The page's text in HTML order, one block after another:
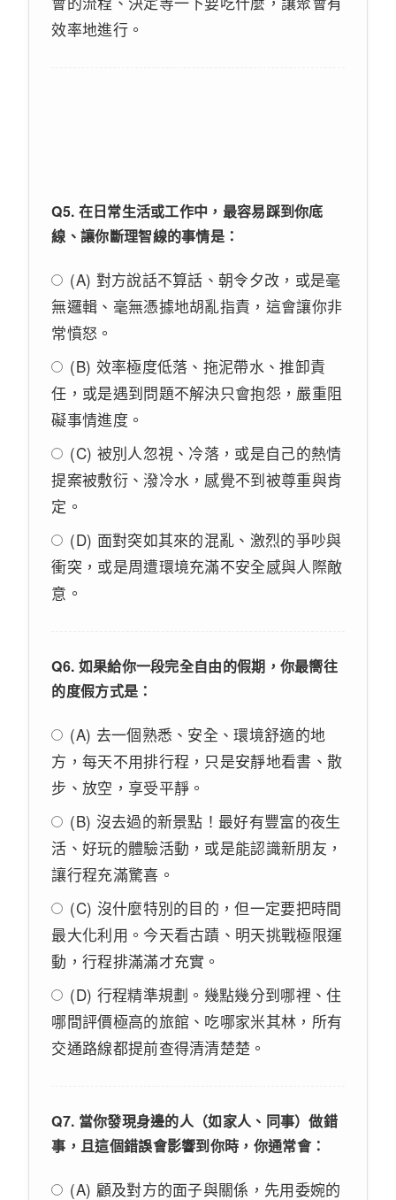
效率地進行。
Q5. 在日常生活或工作中，最容易踩到你底
線、讓你斷理智線的事情是：
(A) 對方說話不算話、朝令夕改，或是毫
無邏輯、毫無憑據地胡亂指責，這會讓你非
常憤怒。
(B) 效率極度低落、拖泥帶水、推卸責
任，或是遇到問題不解決只會抱怨，嚴重阻
礙事情進度。
(C) 被別人忽視、冷落，或是自己的熱情
提案被敷衍、潑冷水，感覺不到被尊重與肯
定。
(D) 面對突如其來的混亂、激烈的爭吵與
衝突，或是周遭環境充滿不安全感與人際敵
意。
Q6. 如果給你一段完全自由的假期，你最嚮往
的度假方式是：
(A) 去一個熟悉、安全、環境舒適的地
方，每天不用排行程，只是安靜地看書、散
步、放空，享受平靜。
(B) 沒去過的新景點！最好有豐富的夜生
活、好玩的體驗活動，或是能認識新朋友，
讓行程充滿驚喜。
(C) 沒什麼特別的目的，但一定要把時間
最大化利用。今天看古蹟、明天挑戰極限運
動，行程排滿滿才充實。
(D) 行程精準規劃。幾點幾分到哪裡、住
哪間評價極高的旅館、吃哪家米其林，所有
交通路線都提前查得清清楚楚。
Q7. 當你發現身邊的人（如家人、同事）做錯
事，且這個錯誤會影響到你時，你通常會：
(A) 顧及對方的面子與關係，先用委婉的